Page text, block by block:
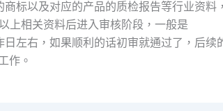
商标以及对应的产品的质检报告等行业资料
上相关资料后进入审核阶段，一般是
日左右，如果顺利的话初审就通过了，后
作。